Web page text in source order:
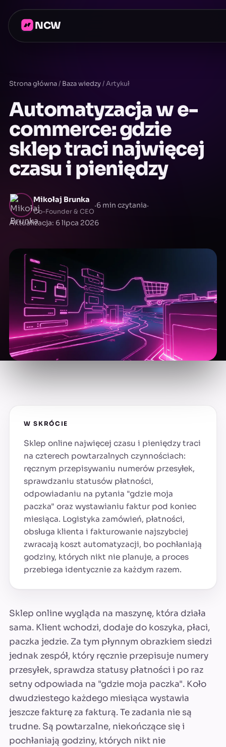
NCW
Strona główna/ Baza wiedzy/Artykuł
Automatyzacja w e-
commerce: gdzie
sklep traci najwięcej
czasu i pieniędzy
Mikołaj Brunka
Co-Founder & CEO
·6 min czytania·
Aktualizacja: 6 lipca 2026
W SKRÓCIE
Sklep online najwięcej czasu i pieniędzy traci
na czterech powtarzalnych czynnościach:
ręcznym przepisywaniu numerów przesyłek,
sprawdzaniu statusów płatności,
odpowiadaniu na pytania "gdzie moja
paczka" oraz wystawianiu faktur pod koniec
miesiąca. Logistyka zamówień, płatności,
obsługa klienta i fakturowanie najszybciej
zwracają koszt automatyzacji, bo pochłaniają
godziny, których nikt nie planuje, a proces
przebiega identycznie za każdym razem.
Sklep online wygląda na maszynę, która działa
sama. Klient wchodzi, dodaje do koszyka, płaci,
paczka jedzie. Za tym płynnym obrazkiem siedzi
jednak zespół, który ręcznie przepisuje numery
przesyłek, sprawdza statusy płatności i po raz
setny odpowiada na "gdzie moja paczka". Koło
dwudziestego każdego miesiąca wystawia
jeszcze fakturę za fakturą. Te zadania nie są
trudne. Są powtarzalne, niekończące się i
pochłaniają godziny, których nikt nie